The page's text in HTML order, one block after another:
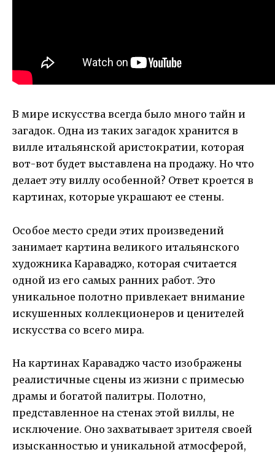
В мире искусства всегда было много тайн и
загадок. Одна из таких загадок хранится в
вилле итальянской аристократии, которая
вот-вот будет выставлена на продажу. Но что
делает эту виллу особенной? Ответ кроется в
картинах, которые украшают ее стены.
Особое место среди этих произведений
занимает картина великого итальянского
художника Караваджо, которая считается
одной из его самых ранних работ. Это
уникальное полотно привлекает внимание
искушенных коллекционеров и ценителей
искусства со всего мира.
На картинах Караваджо часто изображены
реалистичные сцены из жизни с примесью
драмы и богатой палитры. Полотно,
представленное на стенах этой виллы, не
исключение. Оно захватывает зрителя своей
изысканностью и уникальной атмосферой,